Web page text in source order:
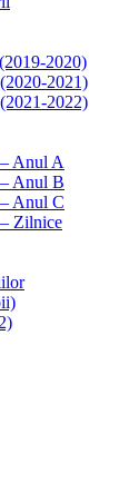
2020)
2021)
2022)
Anul A
Anul B
Anul C
Zilnice